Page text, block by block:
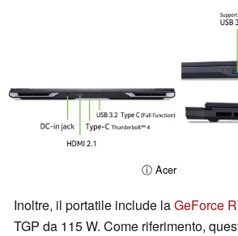
ⓘ Acer
Inoltre, il portatile include laGeForce
TGP da 115 W. Come riferimento,